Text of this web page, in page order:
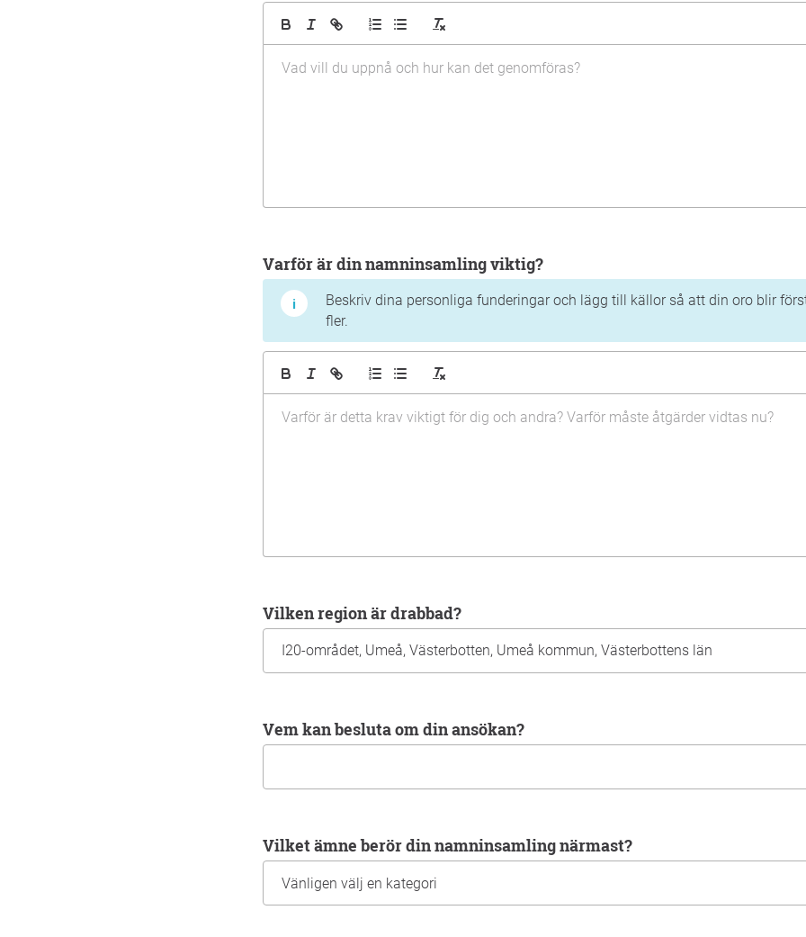
Varför är din namninsamling viktig?
Beskriv dina personliga funderingar och lägg till källor så att din oro blir
fler.
Vilken region är drabbad?
Vem kan besluta om din ansökan?
Vilket ämne berör din namninsamling närmast?